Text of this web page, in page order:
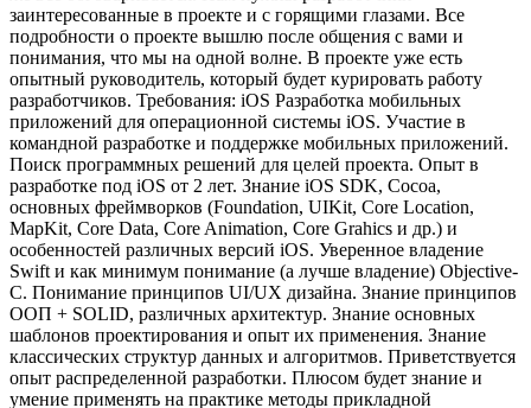
заинтересованные в проекте и с горящими глазами. Все
подробности о проекте вышлю после общения с вами и
понимания, что мы на одной волне. В проекте уже есть
опытный руководитель, который будет курировать работу
разработчиков. Требования: iOS Разработка мобильных
приложений для операционной системы iOS. Участие в
командной разработке и поддержке мобильных приложений.
Поиск программных решений для целей проекта. Опыт в
разработке под iOS от 2 лет. Знание iOS SDK, Cocoa,
основных фреймворков (Foundation, UIKit, Core Location,
MapKit, Core Data, Core Animation, Core Grahics и др.) и
особенностей различных версий iOS. Уверенное владение
Swift и как минимум понимание (а лучше владение) Objective-
C. Понимание принципов UI/UX дизайна. Знание принципов
ООП + SOLID, различных архитектур. Знание основных
шаблонов проектирования и опыт их применения. Знание
классических структур данных и алгоритмов. Приветствуется
опыт распределенной разработки. Плюсом будет знание и
умение применять на практике методы прикладной